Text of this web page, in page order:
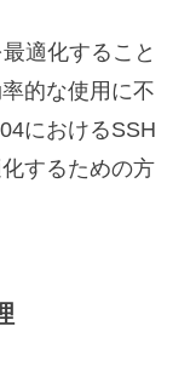
適化すること
的な使用に不
におけるSSH
するための方